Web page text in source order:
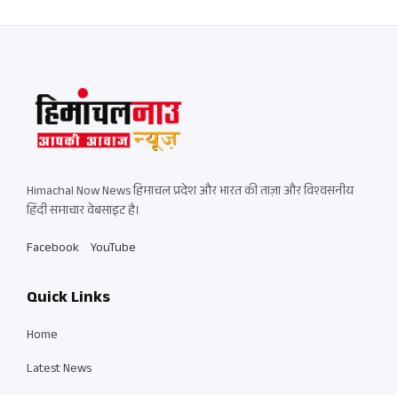
Himachal Now News हिमाचल प्रदेश और भारत की ताज़ा और विश्वसनीय
हिंदी समाचार वेबसाइट है।
Facebook YouTube
Quick Links
Home
Latest News